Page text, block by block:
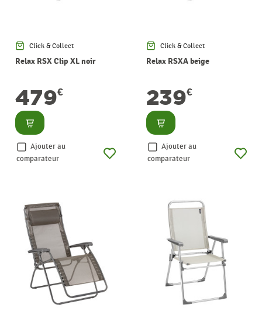
Click & Collect
Relax RSX Clip XL noir
479€
Consulter
Ajouter au
comparateur
Click & Collect
Relax RSXA beige
239€
Consulter
Ajouter au
comparateur